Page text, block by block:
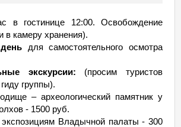
в гостинице 12:00. Освобождение
в камеру хранения).
для самостоятельного осмотра
экскурсии: (просим туристов
группы).
– археологический памятник у
- 1500 руб.
экспозициям Владычной палаты - 300